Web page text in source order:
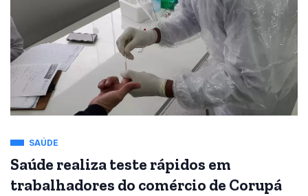
SAÚDE
Saúde realiza teste rápidos em
trabalhadores do comércio de Corupá